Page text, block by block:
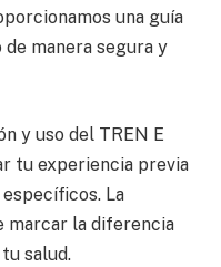
una guía
manera segura y
y uso del TREN E
tu experiencia previa
La
marcar la diferencia
salud.